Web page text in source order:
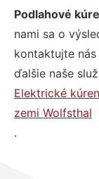
Podlahové
nami sa o
kontaktujte
ďalšie naše
Elektrické
zemi Wolfsthal
.